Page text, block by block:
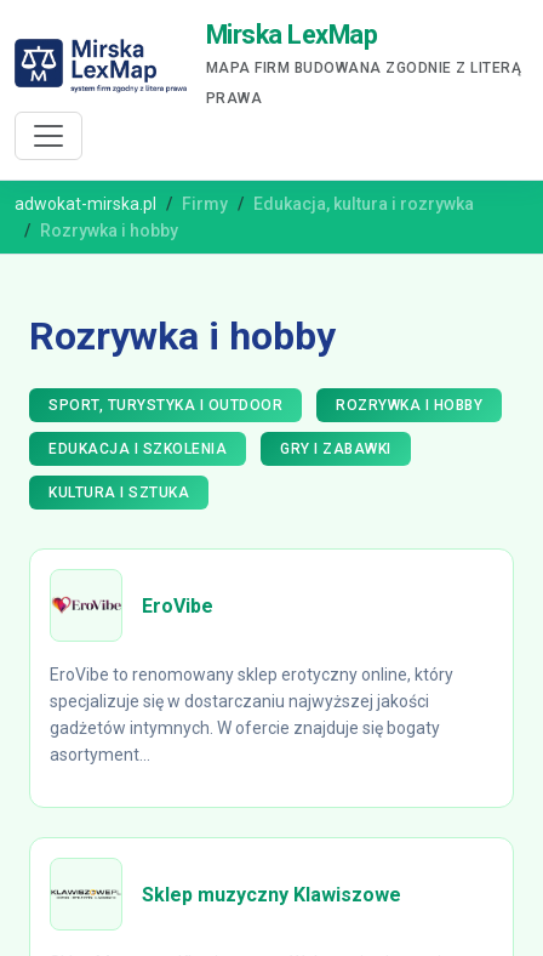
Mirska LexMap
MAPA FIRM BUDOWANA ZGODNIE Z LITERĄ
PRAWA
adwokat-mirska.pl Firmy
Edukacja, kultura i rozrywka
Rozrywka i hobby
Rozrywka i hobby
SPORT, TURYSTYKA I OUTDOOR ROZRYWKA I HOBBY
EDUKACJA I SZKOLENIA GRY I ZABAWKI
KULTURA I SZTUKA
EroVibe
EroVibe to renomowany sklep erotyczny online, który
specjalizuje się w dostarczaniu najwyższej jakości
gadżetów intymnych. W ofercie znajduje się bogaty
asortyment...
Sklep muzyczny Klawiszowe